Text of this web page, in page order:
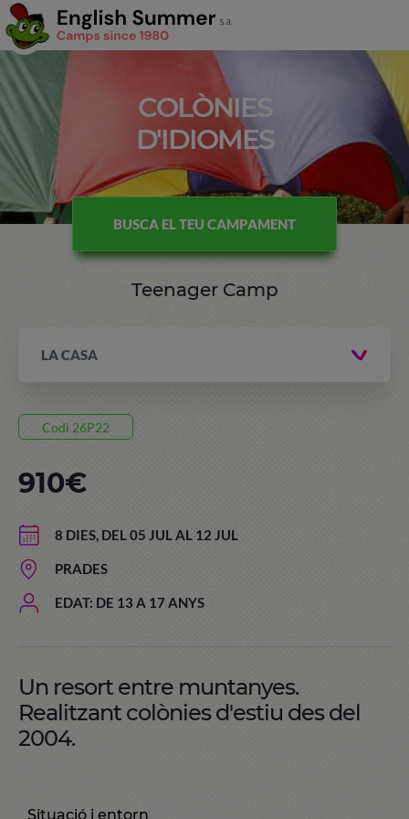
COLÒNIES
D'IDIOMES
BUSCA EL TEU CAMPAMENT
Teenager Camp
LA CASA
Codi 26P22
8 DIES, DEL 05 JUL AL 12 JUL
PRADES
EDAT: DE 13 A 17 ANYS
910€
Un resort entre muntanyes.
Realitzant colònies d'estiu des del
2004.
Situació i entorn